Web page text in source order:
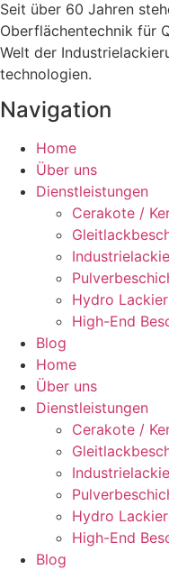
Seit über 60 Jahren
Oberflächentechnik für
Welt der
technologien.
Navigation
Home
Über uns
Dienstleistungen
Cerakote /
Hydro
High-End
Blog
Home
Über uns
Dienstleistungen
Cerakote /
Hydro
High-End
Blog